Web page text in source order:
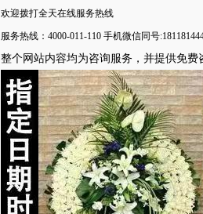
欢迎拨打全天在线服务热线
服务热线： 4000-011-110 手机微信同号:
整个网站内容均为咨询服务，并提供免